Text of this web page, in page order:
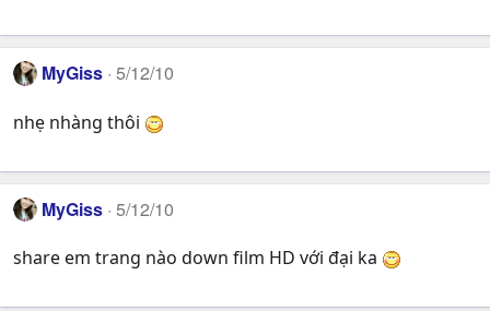
MyGiss 5/12/10
nhẹ nhàng thôi
MyGiss 5/12/10
share em trang nào down film HD với đại ka